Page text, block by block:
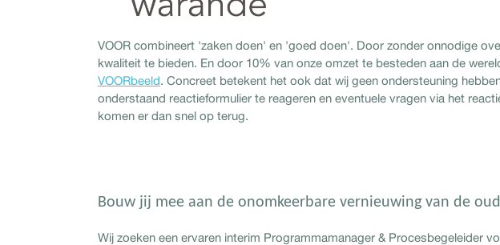
VOOR combineert 'zaken doen' en 'goed doen'. Door zonder onnodige
kwaliteit te bieden. En door 10% van onze omzet te besteden aan de
VOORbeeld. Concreet betekent het ook dat wij geen ondersteuning
onderstaand reactieformulier te reageren en eventuele vragen via het
komen er dan snel op terug.
Bouw jij mee aan de onomkeerbare vernieuwing van de
Wij zoeken een ervaren interim Programmamanager & Procesbegeleider